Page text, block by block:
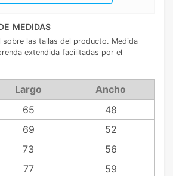
medidas
sobre las tallas del producto. Medida
extendida facilitadas por el
Largo
Ancho
65
48
69
52
73
56
77
59